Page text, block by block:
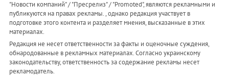
"Новости компаний" / "Пресрелиз" / "Promoted", являются рекламными и
публикуются на правах рекламы. , однако редакция участвует в
подготовке этого контента и разделяет мнения, высказанные в этих
материалах.
Редакция не несет ответственности за факты и оценочные суждения,
обнародованные в рекламных материалах. Согласно украинскому
законодательству, ответственность за содержание рекламы несет
рекламодатель.